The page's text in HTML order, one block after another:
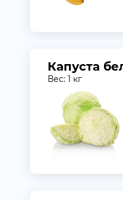
Капуста
Вес: 1 кг